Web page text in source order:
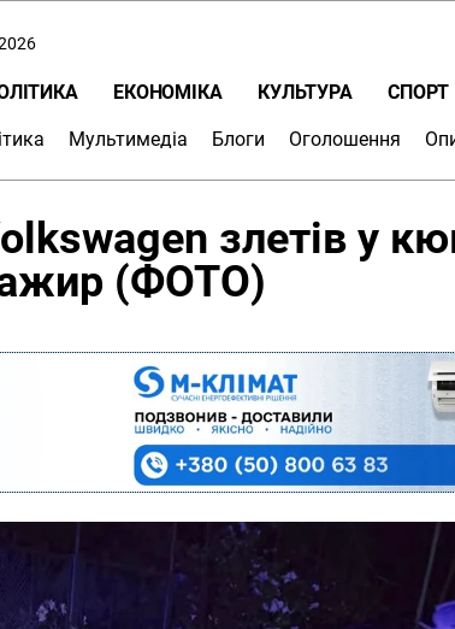
ЕКОНОМІКА КУЛЬТУРА СПОРТ
Мультимедіа Блоги Оголошення
злетів у
(ФОТО)